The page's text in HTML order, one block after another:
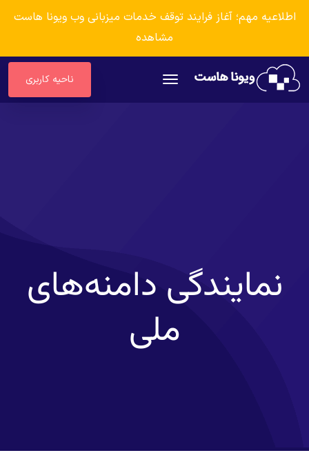
اطلاعیه مهم؛ آغاز فرایند توقف خدمات میزبانی وب ویونا هاست
مشاهده
ناحیه کاربری
نمایندگی دامنه‌های
ملی